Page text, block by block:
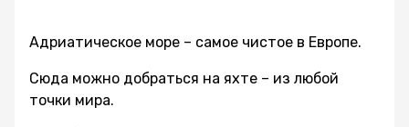
Адриатическое море – самое чистое в Европе.
Сюда можно добраться на яхте – из любой
точки мира.